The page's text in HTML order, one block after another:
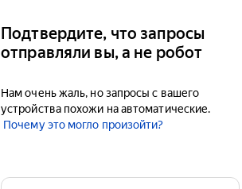
Подтвердите, что запросы
отправляли вы, а не робот
Нам очень жаль, но запросы с вашего
устройства похожи на автоматические.
Почему это могло произойти?